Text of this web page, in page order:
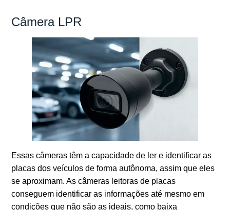
Câmera LPR
Essas câmeras têm a capacidade de ler e identificar as
placas dos veículos de forma autônoma, assim que eles
se aproximam. As câmeras leitoras de placas
conseguem identificar as informações até mesmo em
condições que não são as ideais, como baixa